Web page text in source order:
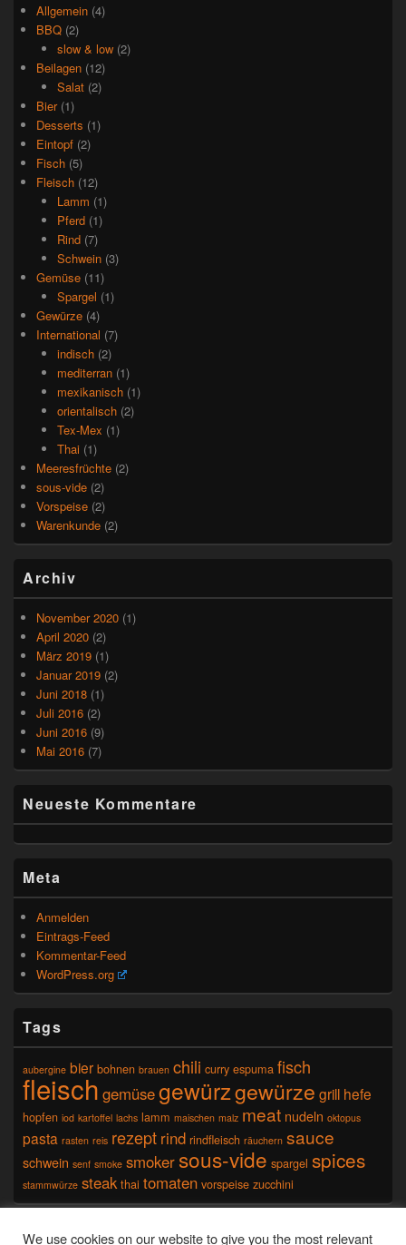
Allgemein (4)
BBQ (2)
slow & low(2)
Beilagen (12)
Salat(2)
Bier(1)
Desserts (1)
Eintopf (2)
Fisch (5)
Fleisch (12)
Lamm (1)
Pferd(1)
Rind(7)
Schwein(3)
Gemüse (11)
Spargel (1)
Gewürze (4)
International (7)
indisch(2)
mediterran(1)
mexikanisch(1)
orientalisch(2)
Tex-Mex (1)
Thai(1)
Meeresfrüchte (2)
sous-vide (2)
Vorspeise (2)
Warenkunde (2)
Archiv
November 2020 (1)
April 2020 (2)
März 2019 (1)
Januar 2019 (2)
Juni 2018 (1)
Juli 2016 (2)
Juni 2016 (9)
Mai 2016 (7)
Neueste Kommentare
Meta
Anmelden
Eintrags-Feed
Kommentar-Feed
WordPress.org
Tags
aubergine bier bohnen brauen chili curry espuma fisch
fleisch gemüsegewürzgewürze grill hefe
hopfen iod kartoffel lachs lamm maischen malz meat nudeln oktopus
pasta rasten reis rezept rind rindfleisch räuchern sauce
schwein senf smoke smokersous-vide spargel spices
stammwürze steak thai tomaten vorspeise zucchini
Seitenfuß-Menü
We use cookies on our website to give you the most relevant